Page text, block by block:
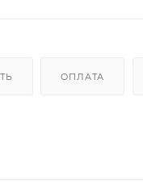
ОПЛАТА